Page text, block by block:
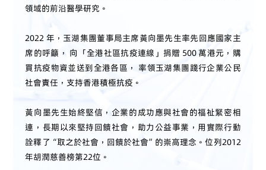
領域的前沿醫學研究。
2022 年，玉湖集團董事局主席黃向墨先生率先回應國家主
席的呼籲， 向「全港社區抗疫連線」捐贈 500 萬港元，購
買抗疫物資並送到全港各區， 率領玉湖集團踐行企業公民
社會責任，支持香港積極抗疫。
黃向墨先生始終堅信，企業的成功應與社會的福祉緊密相
連，長期以來堅持回饋社會，助力公益事業，用實際行動
詮釋了“取之於社會，回饋於社會”的崇高理念。位列2012
年胡潤慈善榜第22位。